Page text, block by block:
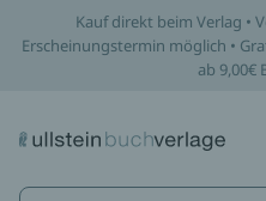
Kauf direkt beim Verlag •
Erscheinungstermin möglich •
ab 9,00€